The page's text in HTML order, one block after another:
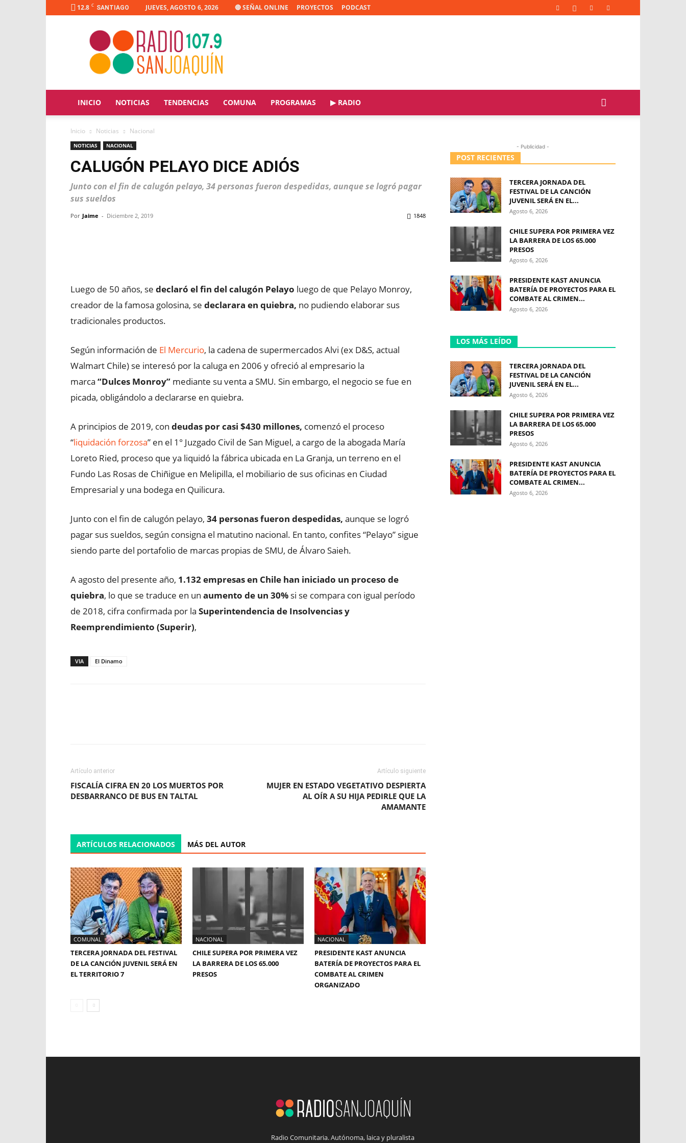
12.8 C SANTIAGO JUEVES, AGOSTO 6, 2026 🔴 SEÑAL ONLINE PROYECTOS PODCAST
Radio
Joaquín
INICIO NOTICIAS TENDENCIAS COMUNA PROGRAMAS ▶ RADIO
Inicio Noticias Nacional
NOTICIAS NACIONAL
CALUGÓN PELAYO DICE ADIÓS
Junto con el fin de calugón pelayo, 34 personas fueron despedidas, aunque se logró pagar
sus sueldos
Por Jaime - Diciembre 2, 2019 1848
Luego de 50 años, se declaró el fin del calugón Pelayo luego de que Pelayo Monroy,
creador de la famosa golosina, se declarara en quiebra, no pudiendo elaborar sus
tradicionales productos.
Según información de El Mercurio, la cadena de supermercados Alvi (ex D&S, actual
Walmart Chile) se interesó por la caluga en 2006 y ofreció al empresario la
marca “Dulces Monroy” mediante su venta a SMU. Sin embargo, el negocio se fue en
picada, obligándolo a declararse en quiebra.
A principios de 2019, con deudas por casi $430 millones, comenzó el proceso
“liquidación forzosa” en el 1° Juzgado Civil de San Miguel, a cargo de la abogada María
Loreto Ried, proceso que ya liquidó la fábrica ubicada en La Granja, un terreno en el
Fundo Las Rosas de Chiñigue en Melipilla, el mobiliario de sus oficinas en Ciudad
Empresarial y una bodega en Quilicura.
Junto con el fin de calugón pelayo, 34 personas fueron despedidas, aunque se logró
pagar sus sueldos, según consigna el matutino nacional. En tanto, confites “Pelayo” sigue
siendo parte del portafolio de marcas propias de SMU, de Álvaro Saieh.
A agosto del presente año, 1.132 empresas en Chile han iniciado un proceso de
quiebra, lo que se traduce en un aumento de un 30% si se compara con igual período
de 2018, cifra confirmada por la Superintendencia de Insolvencias y
Reemprendimiento (Superir),
VIA El Dinamo
Artículo anterior
FISCALÍA CIFRA EN 20 LOS MUERTOS POR
DESBARRANCO DE BUS EN TALTAL
Artículo siguiente
MUJER EN ESTADO VEGETATIVO DESPIERTA
AL OÍR A SU HIJA PEDIRLE QUE LA
AMAMANTE
ARTÍCULOS RELACIONADOS MÁS DEL AUTOR
COMUNAL
TERCERA JORNADA DEL FESTIVAL
DE LA CANCIÓN JUVENIL SERÁ EN
EL TERRITORIO 7
NACIONAL
CHILE SUPERA POR PRIMERA VEZ
LA BARRERA DE LOS 65.000
PRESOS
NACIONAL
PRESIDENTE KAST ANUNCIA
BATERÍA DE PROYECTOS PARA EL
COMBATE AL CRIMEN
ORGANIZADO
- Publicidad -
POST RECIENTES
TERCERA JORNADA DEL
FESTIVAL DE LA CANCIÓN
JUVENIL SERÁ EN EL...
Agosto 6, 2026
CHILE SUPERA POR PRIMERA VEZ
LA BARRERA DE LOS 65.000
PRESOS
Agosto 6, 2026
PRESIDENTE KAST ANUNCIA
BATERÍA DE PROYECTOS PARA EL
COMBATE AL CRIMEN...
Agosto 6, 2026
LOS MÁS LEÍDO
TERCERA JORNADA DEL
FESTIVAL DE LA CANCIÓN
JUVENIL SERÁ EN EL...
Agosto 6, 2026
CHILE SUPERA POR PRIMERA VEZ
LA BARRERA DE LOS 65.000
PRESOS
Agosto 6, 2026
PRESIDENTE KAST ANUNCIA
BATERÍA DE PROYECTOS PARA EL
COMBATE AL CRIMEN...
Agosto 6, 2026
Radio Comunitaria. Autónoma, laica y pluralista